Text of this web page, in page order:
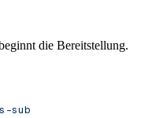
die Bereitstellung.
sub